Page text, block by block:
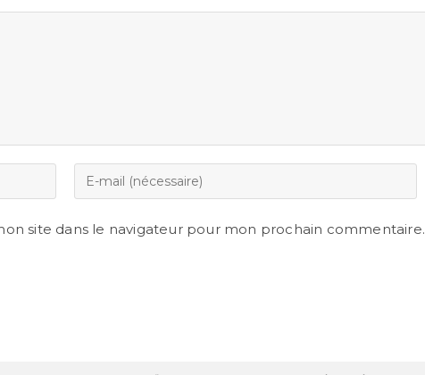
site dans le navigateur pour mon prochain commentaire.